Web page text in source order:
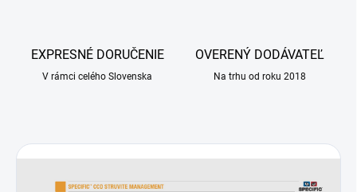
EXPRESNÉ DORUČENIE
V rámci celého Slovenska
OVERENÝ DODÁVATEĽ
Na trhu od roku 2018